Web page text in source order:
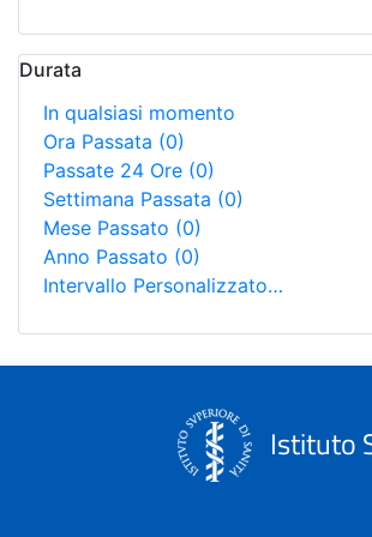
Durata
In qualsiasi momento
Ora Passata (0)
Passate 24 Ore (0)
Settimana Passata (0)
Mese Passato (0)
Anno Passato (0)
Intervallo Personalizzato…
Istituto